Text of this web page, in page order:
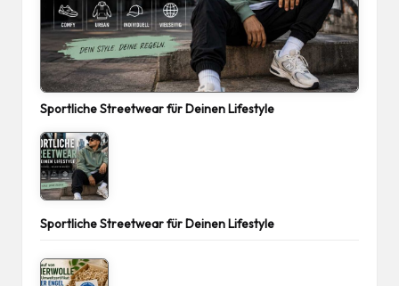
Sportliche Streetwear für Deinen Lifestyle
Sportliche Streetwear für Deinen Lifestyle